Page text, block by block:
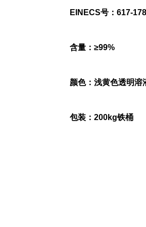
EINECS号：617-
含量：≥99%
颜色：浅黄色透明溶
包装：200kg铁桶